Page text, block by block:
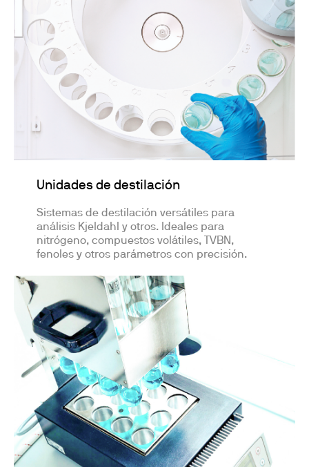
Unidades de destilación
Sistemas de destilación versátiles para
análisis Kjeldahl y otros. Ideales para
nitrógeno, compuestos volátiles, TVBN,
fenoles y otros parámetros con precisión.